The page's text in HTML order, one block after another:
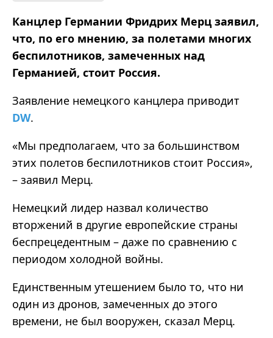
Канцлер Германии Фридрих Мерц заявил,
что, по его мнению, за полетами многих
беспилотников, замеченных над
Германией, стоит Россия.
Заявление немецкого канцлера приводит
DW.
«Мы предполагаем, что за большинством
этих полетов беспилотников стоит Россия»,
– заявил Мерц.
Немецкий лидер назвал количество
вторжений в другие европейские страны
беспрецедентным – даже по сравнению с
периодом холодной войны.
Единственным утешением было то, что ни
один из дронов, замеченных до этого
времени, не был вооружен, сказал Мерц.